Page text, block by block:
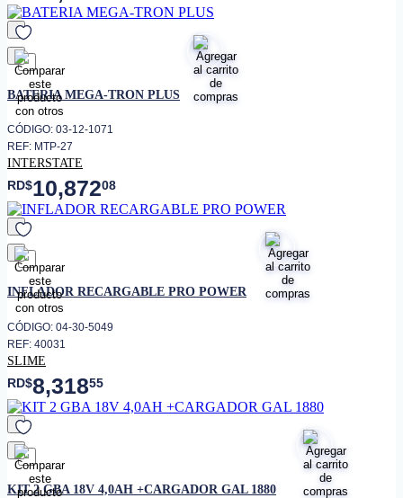
favorito
BATERIA MEGA-TRON PLUS
CÓDIGO: 03-12-1071
REF: MTP-27
INTERSTATE
RD$10,87208
favorito
INFLADOR RECARGABLE PRO POWER
CÓDIGO: 04-30-5049
REF: 40031
SLIME
RD$8,31855
favorito
KIT 2 GBA 18V 4,0AH +CARGADOR GAL 1880